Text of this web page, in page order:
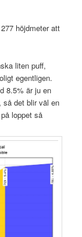
höjdmeter att
liten puff,
egentligen.
8.5% är ju en
så det blir väl en
loppet så